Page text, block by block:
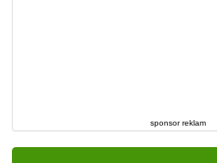
sponsor reklam